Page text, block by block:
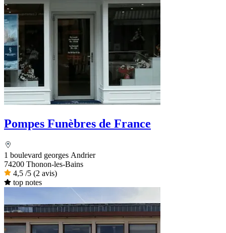
Pompes Funèbres de France
1 boulevard georges Andrier
74200 Thonon-les-Bains
4,5 /5 (2 avis)
top notes